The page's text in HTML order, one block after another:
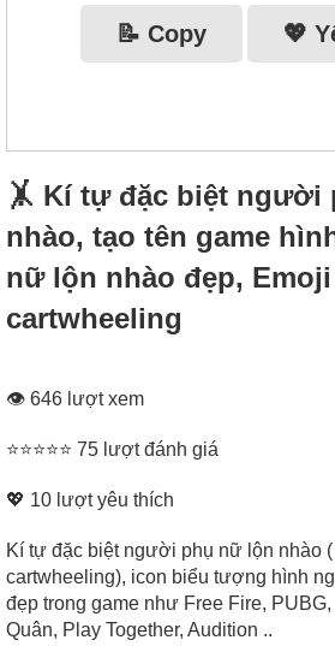
📝 Copy 💖
🤸‍ Kí tự đặc biệt người
nhào, tạo tên game
nữ lộn nhào đẹp,
cartwheeling
👁 646 lượt xem
⭐⭐⭐⭐⭐ 75 lượt đánh giá
💖 10 lượt yêu thích
Kí tự đặc biệt người phụ nữ lộn nhào
cartwheeling), icon biểu tượng hình
đẹp trong game như Free Fire,
Quân, Play Together, Audition ..